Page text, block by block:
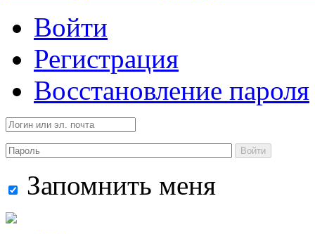
Войти
Регистрация
Восстановление пароля
Войти
Запомнить меня